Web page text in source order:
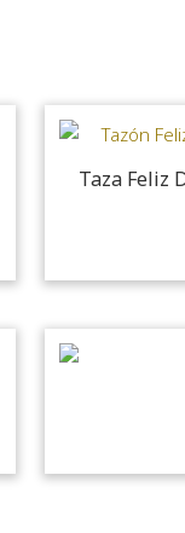
Taza Feliz